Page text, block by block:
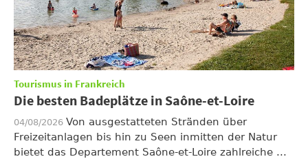
Tourismus in Frankreich
Die besten Badeplätze in Saône-et-Loire
04/08/2026 Von ausgestatteten Stränden über
Freizeitanlagen bis hin zu Seen inmitten der Natur
bietet das Departement Saône-et-Loire zahlreiche ...